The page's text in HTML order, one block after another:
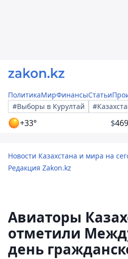
ПолитикаМирФинансыСтатьи
#Выборы в Курултай
+33° $
Новости Казахстана и мира на
Редакция Zakon.kz
Авиаторы
отметили
день